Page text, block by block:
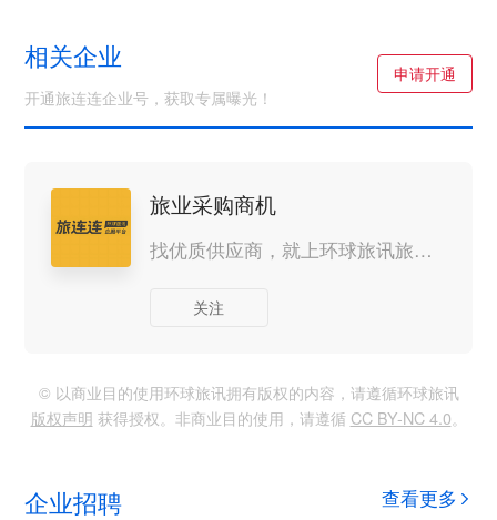
相关企业
开通旅连连企业号，获取专属曝光！
申请开通
旅业采购商机
找优质供应商，就上环球旅讯旅连连。
关注
© 以商业目的使用环球旅讯拥有版权的内容，请遵循环球旅讯
版权声明 获得授权。非商业目的使用，请遵循 CC BY-NC 4.0。
企业招聘 查看更多